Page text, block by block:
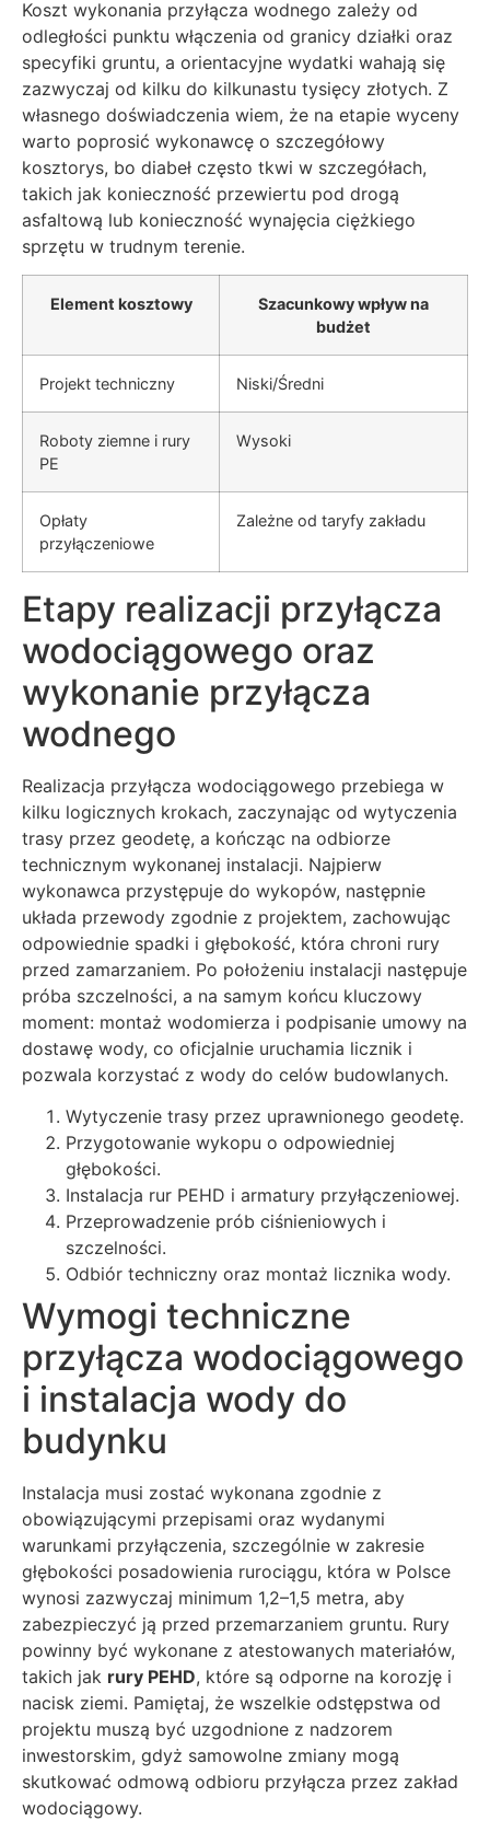
Koszt wykonania przyłącza wodnego zależy od
odległości punktu włączenia od granicy działki oraz
specyfiki gruntu, a orientacyjne wydatki wahają się
zazwyczaj od kilku do kilkunastu tysięcy złotych. Z
własnego doświadczenia wiem, że na etapie wyceny
warto poprosić wykonawcę o szczegółowy
kosztorys, bo diabeł często tkwi w szczegółach,
takich jak konieczność przewiertu pod drogą
asfaltową lub konieczność wynajęcia ciężkiego
sprzętu w trudnym terenie.
Element kosztowy
Szacunkowy wpływ na
budżet
Projekt techniczny Niski/Średni
Roboty ziemne i rury
PE
Wysoki
Opłaty
przyłączeniowe
Zależne od taryfy zakładu
Etapy realizacji przyłącza
wodociągowego oraz
wykonanie przyłącza
wodnego
Realizacja przyłącza wodociągowego przebiega w
kilku logicznych krokach, zaczynając od wytyczenia
trasy przez geodetę, a kończąc na odbiorze
technicznym wykonanej instalacji. Najpierw
wykonawca przystępuje do wykopów, następnie
układa przewody zgodnie z projektem, zachowując
odpowiednie spadki i głębokość, która chroni rury
przed zamarzaniem. Po położeniu instalacji następuje
próba szczelności, a na samym końcu kluczowy
moment: montaż wodomierza i podpisanie umowy na
dostawę wody, co oficjalnie uruchamia licznik i
pozwala korzystać z wody do celów budowlanych.
Wytyczenie trasy przez uprawnionego geodetę.
Przygotowanie wykopu o odpowiedniej
głębokości.
Instalacja rur PEHD i armatury przyłączeniowej.
Przeprowadzenie prób ciśnieniowych i
szczelności.
Odbiór techniczny oraz montaż licznika wody.
Wymogi techniczne
przyłącza wodociągowego
i instalacja wody do
budynku
Instalacja musi zostać wykonana zgodnie z
obowiązującymi przepisami oraz wydanymi
warunkami przyłączenia, szczególnie w zakresie
głębokości posadowienia rurociągu, która w Polsce
wynosi zazwyczaj minimum 1,2–1,5 metra, aby
zabezpieczyć ją przed przemarzaniem gruntu. Rury
powinny być wykonane z atestowanych materiałów,
takich jak rury PEHD, które są odporne na korozję i
nacisk ziemi. Pamiętaj, że wszelkie odstępstwa od
projektu muszą być uzgodnione z nadzorem
inwestorskim, gdyż samowolne zmiany mogą
skutkować odmową odbioru przyłącza przez zakład
wodociągowy.